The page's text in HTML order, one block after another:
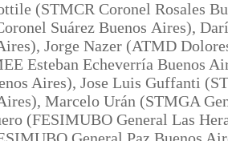
(STMCR Coronel Rosales
Suárez Buenos Aires),
Jorge Nazer (ATMD
Esteban Echeverría Buenos
Aires), Jose Luis Guffanti
Marcelo Urán (STMGA
(FESIMUBO General Las
General Paz Buenos